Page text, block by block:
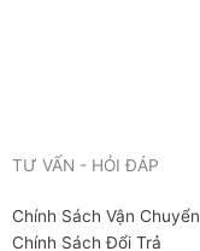
TƯ VẤN - HỎI ĐÁP
Chính Sách Vận Chuyển
Chính Sách Đổi Trả